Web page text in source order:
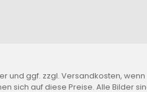
und ggf. zzgl. Versandkosten,
sich auf diese Preise. Alle Bilder